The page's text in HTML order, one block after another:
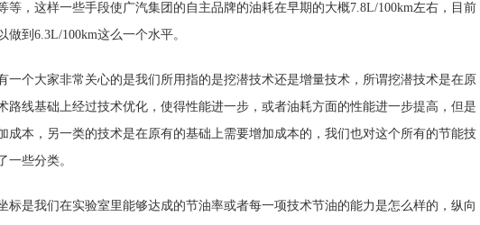
等，这样一些手段使广汽集团的自主品牌的油耗在早期的大概7.8L/100km左右，目前
做到6.3L/100km这么一个水平。
个大家非常关心的是我们所用指的是挖潜技术还是增量技术，所谓挖潜技术是在原
路线基础上经过技术优化，使得性能进一步，或者油耗方面的性能进一步提高，但是
成本，另一类的技术是在原有的基础上需要增加成本的，我们也对这个所有的节能技
一些分类。
是我们在实验室里能够达成的节油率或者每一项技术节油的能力是怎么样的，纵向